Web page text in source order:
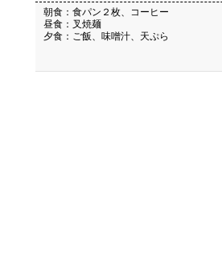
朝食：食パン２枚、コーヒー
昼食：叉焼麺
夕食：ご飯、味噌汁、天ぷら